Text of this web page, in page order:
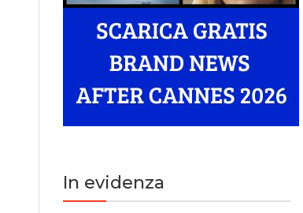
In evidenza